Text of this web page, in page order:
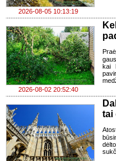
2026-08-05 10:13:19
2026-08-02 20:52:40
kai
tai